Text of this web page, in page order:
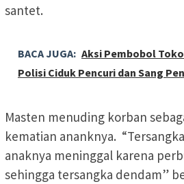
santet.
BACA JUGA: Aksi Pembobol
Polisi Ciduk Pencuri dan Sang
Masten menuding korban
kematian ananknya.
anaknya meninggal karena
sehingga tersangka dendam”